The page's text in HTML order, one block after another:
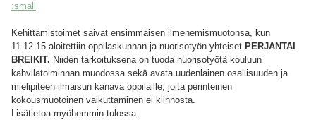
:small
Kehittämistoimet saivat ensimmäisen ilmenemismuotonsa, kun
11.12.15 aloitettiin oppilaskunnan ja nuorisotyön yhteiset PERJANTAI
BREIKIT. Niiden tarkoituksena on tuoda nuorisotyötä kouluun
kahvilatoiminnan muodossa sekä avata uudenlainen osallisuuden ja
mielipiteen ilmaisun kanava oppilaille, joita perinteinen
kokousmuotoinen vaikuttaminen ei kiinnosta.
Lisätietoa myöhemmin tulossa.